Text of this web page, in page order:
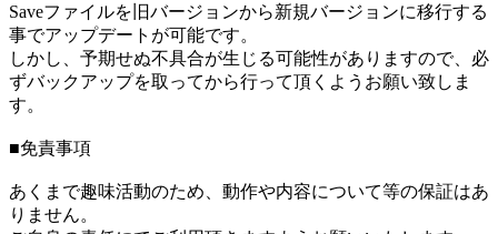
Saveファイルを旧バージョンから新規バージョンに移行する
事でアップデートが可能です。
しかし、予期せぬ不具合が生じる可能性がありますので、必
ずバックアップを取ってから行って頂くようお願い致しま
す。
■免責事項
あくまで趣味活動のため、動作や内容について等の保証はあ
りません。